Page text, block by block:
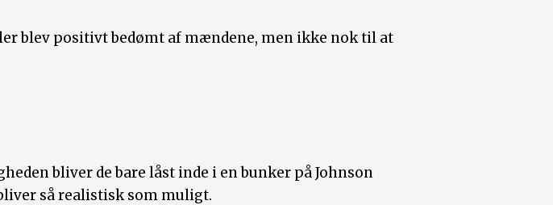
blev positivt bedømt af mændene, men ikke nok til at
bliver de bare låst inde i en bunker på Johnson
så realistisk som muligt.